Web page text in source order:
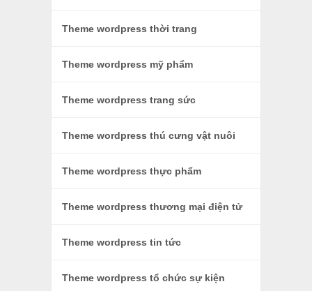
Theme wordpress thời trang
Theme wordpress mỹ phẩm
Theme wordpress trang sức
Theme wordpress thú cưng vật nuôi
Theme wordpress thực phẩm
Theme wordpress thương mại điện tử
Theme wordpress tin tức
Theme wordpress tổ chức sự kiện